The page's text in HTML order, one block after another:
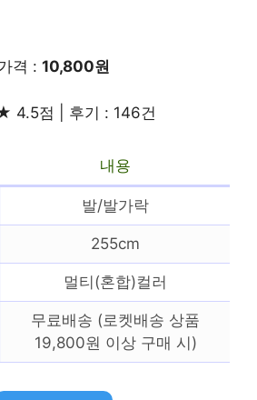
격 : 10,800원
4.5점 | 후기 : 146건
내용
발/발가락
255cm
멀티(혼합)컬러
무료배송 (로켓배송 상품
19,800원 이상 구매 시)